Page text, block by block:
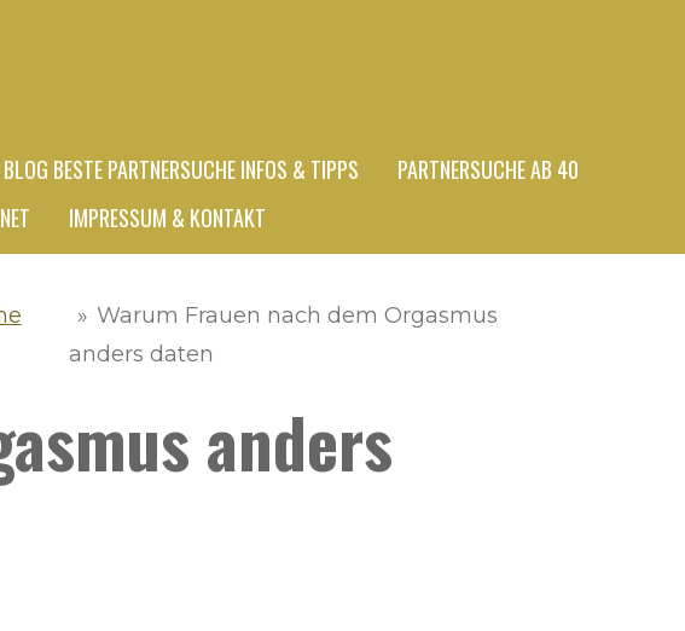
BLOG BESTE PARTNERSUCHE INFOS & TIPPS
PARTNERSUCHE AB 40
IMPRESSUM & KONTAKT
» Warum Frauen nach dem Orgasmus
anders daten
anders